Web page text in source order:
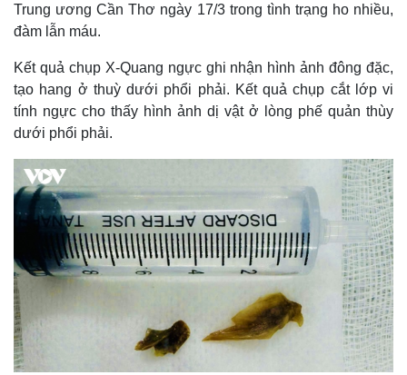
Trung ương Cần Thơ ngày 17/3 trong tình trạng ho nhiều,
đàm lẫn máu.
Kết quả chụp X-Quang ngực ghi nhận hình ảnh đông đặc,
tạo hang ở thuỳ dưới phổi phải. Kết quả chụp cắt lớp vi
tính ngực cho thấy hình ảnh dị vật ở lòng phế quản thùy
dưới phổi phải.